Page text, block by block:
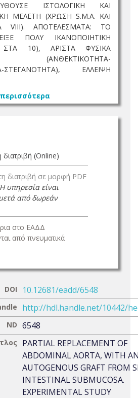
ΙΣΤΟΛΟΓΙΚΗ ΚΑΙ
ΜΕΛΕΤΗ (ΧΡΩΣΗ S.M.A. ΚΑΙ
VIII). ΑΠΟΤΕΛΕΣΜΑΤΑ: ΤΟ
ΠΟΛΥ ΙΚΑΝΟΠΟΙΗΤΙΚΗ
10), ΑΡΙΣΤΑ ΦΥΣΙΚΑ
(ΑΝΘΕΚΤΙΚΟΤΗΤΑ-
ΣΤΕΓΑΝΟΤΗΤΑ), ΕΛΛΕΙΨΗ
περισσότερα
διατριβή (Online)
διατριβή σε μορφή PDF
υπηρεσία είναι
από δωρεάν
στο ΕΑΔΔ
από πνευματικά
DOI 10.12681/eadd/6548
http://hdl.handle.net/10442/
ND 6548
PARTIAL REPLACEMENT OF
ABDOMINAL AORTA, WITH
AUTOGENOUS GRAFT FROM
INTESTINAL SUBMUCOSA.
EXPERIMENTAL STUDY